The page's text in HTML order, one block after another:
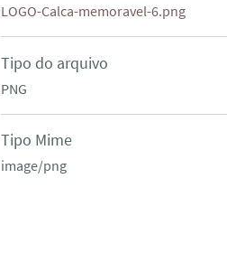
LOGO-Calca-memoravel-6.png
Tipo do arquivo
PNG
Tipo Mime
image/png